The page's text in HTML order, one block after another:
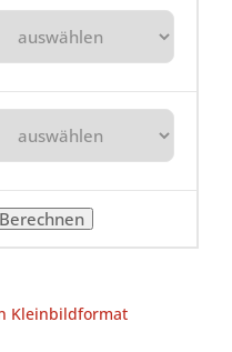
Kleinbildformat